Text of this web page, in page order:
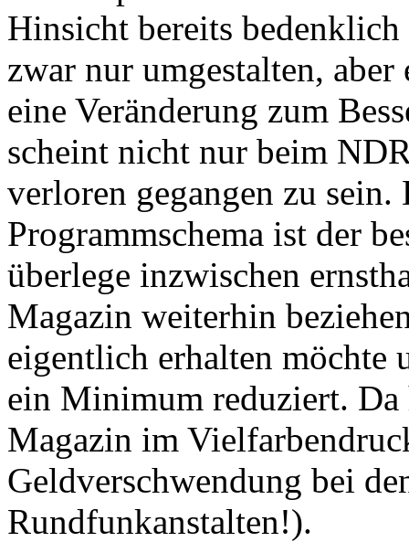
Hinsicht bereits bedenklich
zwar nur umgestalten,
eine Veränderung zum
scheint nicht nur beim
verloren gegangen zu
Programmschema ist der
überlege inzwischen
Magazin weiterhin
eigentlich erhalten möchte
ein Minimum reduziert. Da
Magazin im
Geldverschwendung bei
Rundfunkanstalten!).